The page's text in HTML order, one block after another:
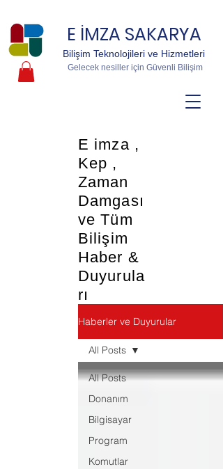
E İMZA SAKARYA
Bilişim Teknolojileri ve Hizmetleri
Gelecek nesiller için Güvenli Bilişim
E imza ,
Kep ,
Zaman
Damgası
ve Tüm
Bilişim
Haber &
Duyurula
rı
Haberler ve Duyurular
All Posts
Donanım
Bilgisayar
Program
Komutlar
All Posts